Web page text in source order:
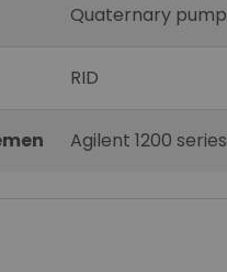
Quaternary pump
RID
Agilent 1200 series